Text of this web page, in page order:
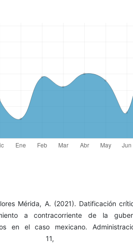
Mérida, A. (2021). Datificación
a contracorriente de la
en el caso mexicano.
11,